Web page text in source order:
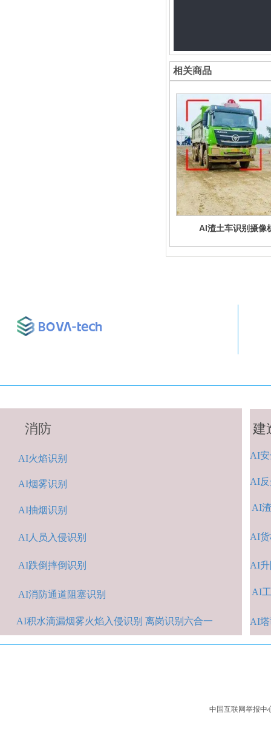
相关商品
AI渣土车识别摄像
AI人 员入侵识别
AI消防通道阻塞识别
AI火焰识别
AI抽烟识别
AI跌倒摔倒识别
AI积水滴漏烟雾火焰入侵识别 离岗识别六合一
AI烟雾识别
建
AI
AI
AI
AI货
AI反
AI
AI
中国互联网举报中
消防